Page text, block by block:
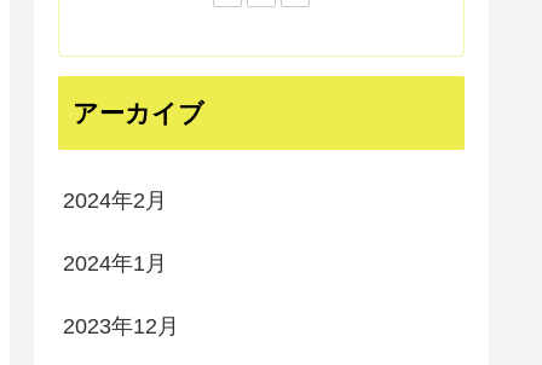
アーカイブ
2024年2月
2024年1月
2023年12月